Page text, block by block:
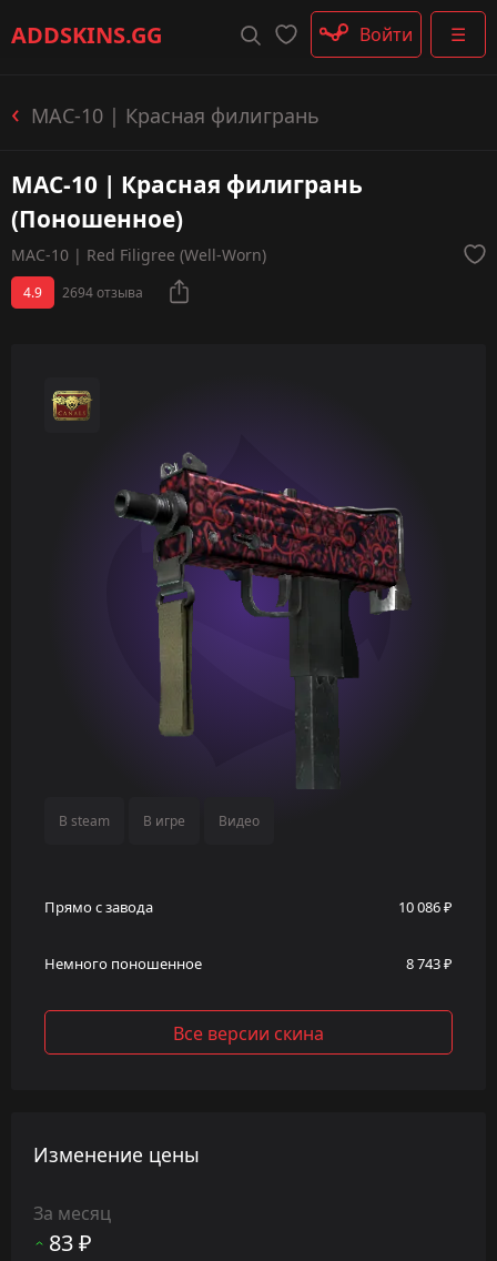
ADDSKINS.GG ☰
Пистолеты-пулемёты
Перчатки
Войти
MAC-10 | Красная филигрань
MAC-10 | Красная филигрань
(Поношенное)
MAC-10 | Red Filigree (Well-Worn)
4.9 2694 отзыва
В steam В игре Видео
Прямо с завода 10 086 ₽
Немного поношенное 8 743 ₽
Все версии скина
Изменение цены
За месяц
83 ₽